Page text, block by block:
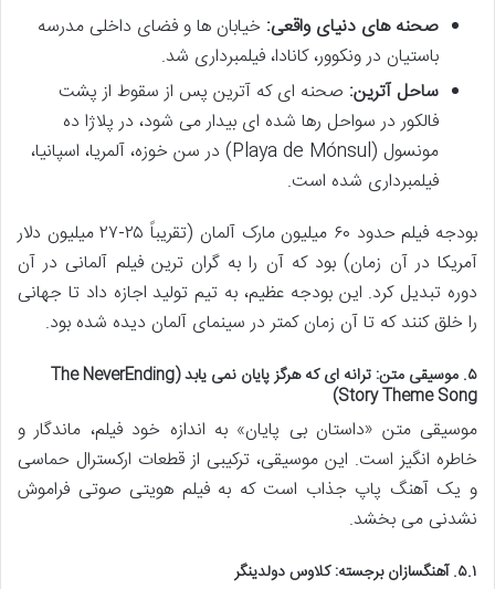
صحنه های دنیای واقعی: خیابان ها و فضای داخلی مدرسه
باستیان در ونکوور، کانادا، فیلمبرداری شد.
ساحل آترین: صحنه ای که آترین پس از سقوط از پشت
فالکور در سواحل رها شده ای بیدار می شود، در پلاژا ده
مونسول (Playa de Mónsul) در سن خوزه، آلمریا، اسپانیا،
فیلمبرداری شده است.
بودجه فیلم حدود ۶۰ میلیون مارک آلمان (تقریباً ۲۵-۲۷ میلیون دلار
آمریکا در آن زمان) بود که آن را به گران ترین فیلم آلمانی در آن
دوره تبدیل کرد. این بودجه عظیم، به تیم تولید اجازه داد تا جهانی
را خلق کنند که تا آن زمان کمتر در سینمای آلمان دیده شده بود.
۵. موسیقی متن: ترانه ای که هرگز پایان نمی یابد (The NeverEnding
Story Theme Song)
موسیقی متن «داستان بی پایان» به اندازه خود فیلم، ماندگار و
خاطره انگیز است. این موسیقی، ترکیبی از قطعات ارکسترال حماسی
و یک آهنگ پاپ جذاب است که به فیلم هویتی صوتی فراموش
نشدنی می بخشد.
۵.۱. آهنگسازان برجسته: کلاوس دولدینگر